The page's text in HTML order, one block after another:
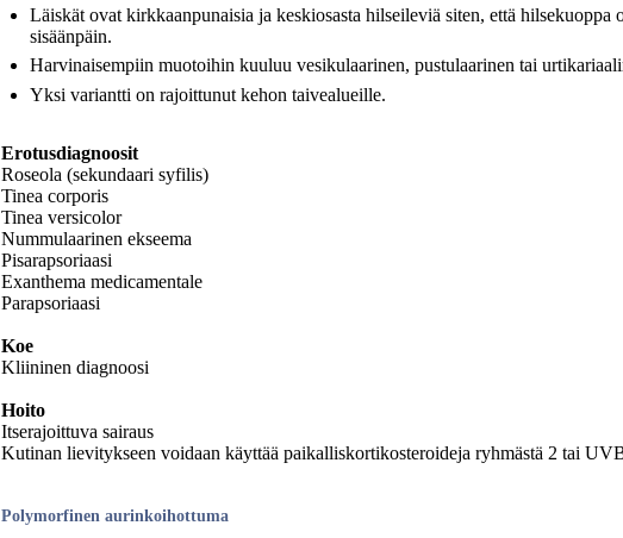
Läiskät ovat kirkkaanpunaisia ja keskiosasta hilseileviä siten, että hilsekuoppa
sisäänpäin.
Harvinaisempiin muotoihin kuuluu vesikulaarinen, pustulaarinen tai
Yksi variantti on rajoittunut kehon taivealueille.
Erotusdiagnoosit
Roseola (sekundaari syfilis)
Tinea corporis
Tinea versicolor
Nummulaarinen ekseema
Pisarapsoriaasi
Exanthema medicamentale
Parapsoriaasi
Koe
Kliininen diagnoosi
Hoito
Itserajoittuva sairaus
Kutinan lievitykseen voidaan käyttää paikalliskortikosteroideja ryhmästä 2 tai
Polymorfinen aurinkoihottuma